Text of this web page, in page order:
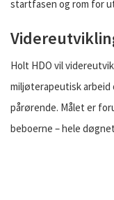
startfasen og rom for
Holt HDO vil
miljøterapeutisk
pårørende. Målet er
beboerne – hele